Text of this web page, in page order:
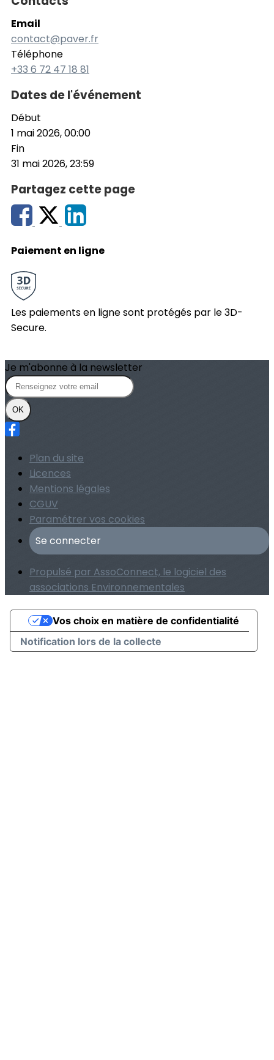
Email
contact@paver.fr
Téléphone
+33 6 72 47 18 81
Dates de l'événement
Début
1 mai 2026, 00:00
Fin
31 mai 2026, 23:59
Partagez cette page
Paiement en ligne
Les paiements en ligne sont protégés par le 3D-
Secure.
Je m'abonne à la newsletter
OK
Plan du site
Licences
Mentions légales
CGUV
Paramétrer vos cookies
Se connecter
Propulsé par AssoConnect, le logiciel des
associations Environnementales
Notification lors de la collecte
Vos choix en matière de confidentialité